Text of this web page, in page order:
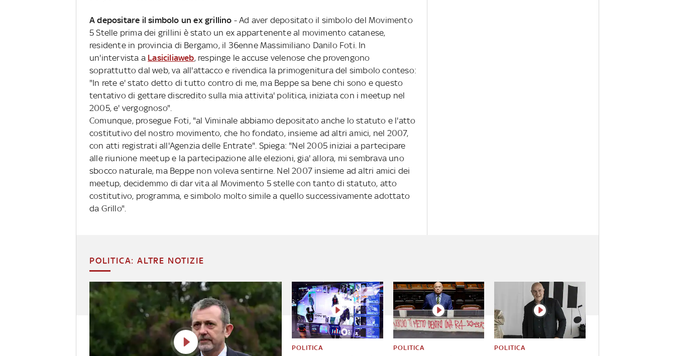
A depositare il simbolo un ex grillino - Ad aver depositato il simbolo del Movimento
5 Stelle prima dei grillini è stato un ex appartenente al movimento catanese,
residente in provincia di Bergamo, il 36enne Massimiliano Danilo Foti. In
un'intervista a Lasiciliaweb, respinge le accuse velenose che provengono
soprattutto dal web, va all'attacco e rivendica la primogenitura del simbolo conteso:
"In rete e' stato detto di tutto contro di me, ma Beppe sa bene chi sono e questo
tentativo di gettare discredito sulla mia attivita' politica, iniziata con i meetup nel
2005, e' vergognoso".
Comunque, prosegue Foti, "al Viminale abbiamo depositato anche lo statuto e l'atto
costitutivo del nostro movimento, che ho fondato, insieme ad altri amici, nel 2007,
con atti registrati all'Agenzia delle Entrate". Spiega: "Nel 2005 iniziai a partecipare
alle riunione meetup e la partecipazione alle elezioni, gia' allora, mi sembrava uno
sbocco naturale, ma Beppe non voleva sentirne. Nel 2007 insieme ad altri amici dei
meetup, decidemmo di dar vita al Movimento 5 stelle con tanto di statuto, atto
costitutivo, programma, e simbolo molto simile a quello successivamente adottato
da Grillo".
POLITICA: ALTRE NOTIZIE
POLITICA POLITICA POLITICA